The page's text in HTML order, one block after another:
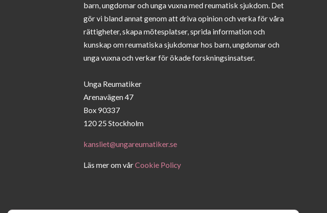
barn, ungdomar och unga vuxna med reumatisk sjukdom. Det
gör vi bland annat genom att driva opinion och verka för våra
rättigheter, skapa mötesplatser, sprida information och
kunskap om reumatiska sjukdomar hos barn, ungdomar och
unga vuxna och verkar för ökade forskningsinsatser.
Unga Reumatiker
Arenavägen 47
Box 90337
120 25 Stockholm
kansliet@ungareumatiker.se
Läs mer om vårCookie Policy